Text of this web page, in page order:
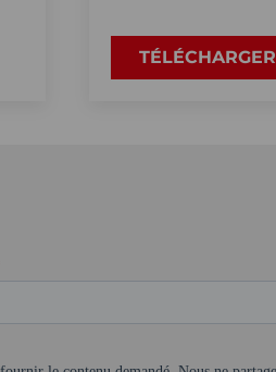
TÉLÉCHARGER